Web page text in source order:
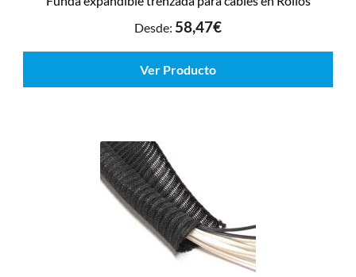
Desde: 58,47€
Ver Producto